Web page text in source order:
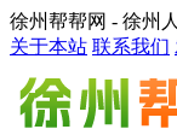
徐州帮帮网 - 徐州
关于本站 联系我们